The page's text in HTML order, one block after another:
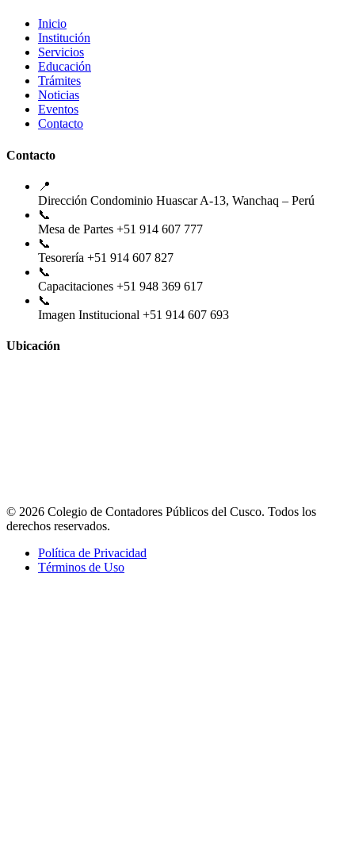
Inicio
Institución
Servicios
Educación
Trámites
Noticias
Eventos
Contacto
Contacto
📍
Dirección Condominio Huascar A-13, Wanchaq – Perú
📞
Mesa de Partes +51 914 607 777
📞
Tesorería +51 914 607 827
📞
Capacitaciones +51 948 369 617
📞
Imagen Institucional +51 914 607 693
Ubicación
© 2026 Colegio de Contadores Públicos del Cusco. Todos los
derechos reservados.
Política de Privacidad
Términos de Uso